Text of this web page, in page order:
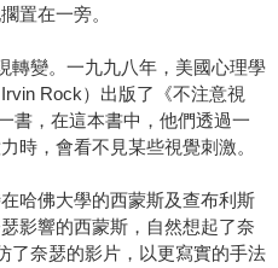
置在一旁。
轉變。一九九八年，美國心理學
Rock）出版了《不注意視
書，在這本書中，他們透過一
時，會看不見某些視覺刺激。
哈佛大學的西蒙斯及查布利斯
影響的西蒙斯，自然想起了奈
了奈瑟的影片，以更寫實的手法